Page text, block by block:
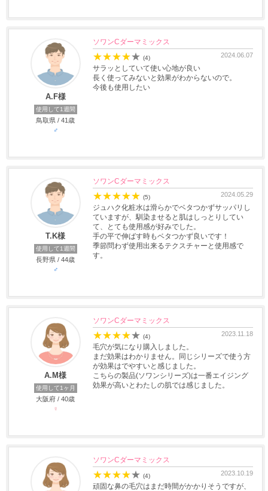
A.F様
使用して1週間
鳥取県 / 41歳
♂
ソワンCダーマミックス
★★★★★ (4) 2024.06.07
サラッとしていて使い心地が良い
長く使ってみないと効果がわからないので。
今後も使用したい
T.K様
使用して1週間
長野県 / 44歳
♂
ソワンCダーマミックス
★★★★★ (5) 2024.05.29
ジュハク化粧水は滑らかでベタつかずサッパリし
ていますが、馴染ませると肌はしっとりしてい
て、とても使用感が好みでした。
手の平で伸ばす時もベタつかず良いです！
季節問わず使用出来るテクスチャーと使用感で
す。
A.M様
使用して1ヶ月
大阪府 / 40歳
♀
ソワンCダーマミックス
★★★★★ (4) 2023.11.18
毛穴が気になり購入しました。
まだ効果はわかりません。同じシリーズで使う方
が効果はでやすいと感じました。
こちらの製品(ソワンシリーズ)は一番エイジング
効果が高いとわたしの肌では感じました。
ソワンCダーマミックス
★★★★★ (4) 2023.10.19
頑固な鼻の毛穴はまだ時間がかかりそうですが、